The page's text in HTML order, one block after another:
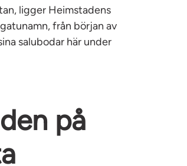
ligger Heimstadens
från början av
salubodar här under
på